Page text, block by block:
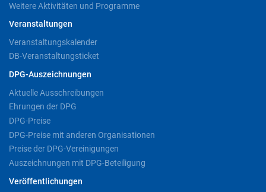
Weitere Aktivitäten und Programme
Veranstaltungen
Veranstaltungskalender
DB-Veranstaltungsticket
DPG-Auszeichnungen
Aktuelle Ausschreibungen
Ehrungen der DPG
DPG-Preise
DPG-Preise mit anderen Organisationen
Preise der DPG-Vereinigungen
Auszeichnungen mit DPG-Beteiligung
Veröffentlichungen